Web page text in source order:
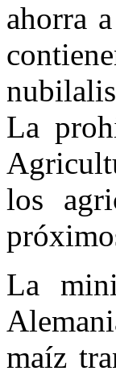
ahorra
La
los
La
maíz